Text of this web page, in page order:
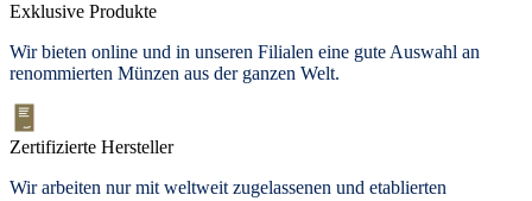
Exklusive Produkte
Wir bieten online und in unseren Filialen eine gute Auswahl an
renommierten Münzen aus der ganzen Welt.
Zertifizierte Hersteller
Wir arbeiten nur mit weltweit zugelassenen und etablierten